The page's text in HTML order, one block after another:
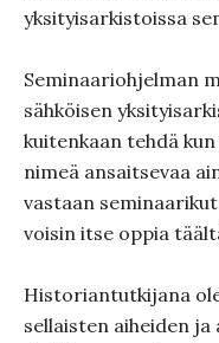
yksityisarkistoissa
Seminaariohjelman
sähköisen
kuitenkaan tehdä
nimeä ansaitsevaa
vastaan
voisin itse oppia
Historiantutkijana
sellaisten aiheiden ja